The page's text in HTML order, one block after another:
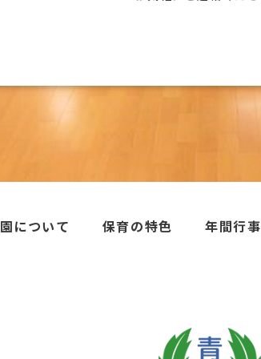
園について 保育の特色 年間行事